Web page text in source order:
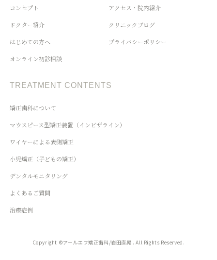
コンセプト
ドクター紹介
はじめての方へ
オンライン初診相談
アクセス・院内紹介
クリニックブログ
プライバシーポリシー
TREATMENT CONTENTS
矯正歯科について
マウスピース型矯正装置（インビザライン）
ワイヤーによる表側矯正
小児矯正（子どもの矯正）
デンタルモニタリング
よくあるご質問
治療症例
Copyright ©アールエフ矯正歯科/岩田直晃 . All Rights Reserved.